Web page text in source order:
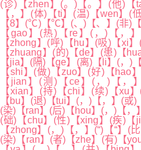
(诊)【zhen】(。)【。】(他)
【，】(体)【ti】(温)【wen】(
【8】(℃)【℃】(、)【、】(非)
【gao】(热)【re】(，)【，
【zhong】(呼)【hu】(吸)【xi
【zhuang】(的)【de】(患)【
【jia】(隔)【ge】(离)【li】(，)
【shi】(做)【zuo】(好)【hao
【jian】(测)【ce】(，)【，
【xian】(持)【chi】(续)【xu
【bu】(退)【tui】(，)【，】(或
(染)【ran】(后)【hou】(，)【，
(础)【chu】(性)【xing】(疾)
【zhong】(，)【，】(“)【“】(
(染)【ran】(者)【zhe】(有)【